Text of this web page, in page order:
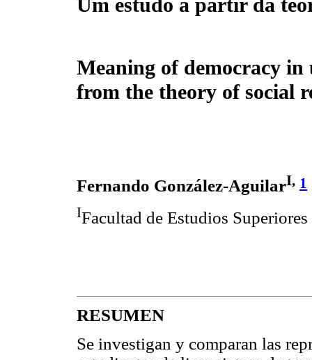
Um estudo a partir da
Meaning of democracy
from the theory of social
Fernando González-AguilarI, 1
IFacultad de Estudios
RESUMEN
Se investigan y comparan las